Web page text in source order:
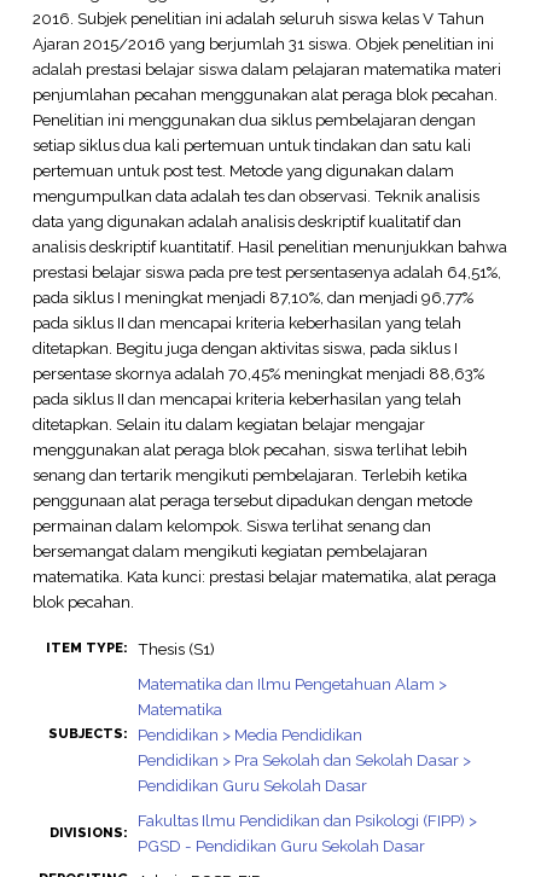
2016. Subjek penelitian ini adalah seluruh siswa kelas V Tahun
Ajaran 2015/2016 yang berjumlah 31 siswa. Objek penelitian ini
adalah prestasi belajar siswa dalam pelajaran matematika materi
penjumlahan pecahan menggunakan alat peraga blok pecahan.
Penelitian ini menggunakan dua siklus pembelajaran dengan
setiap siklus dua kali pertemuan untuk tindakan dan satu kali
pertemuan untuk post test. Metode yang digunakan dalam
mengumpulkan data adalah tes dan observasi. Teknik analisis
data yang digunakan adalah analisis deskriptif kualitatif dan
analisis deskriptif kuantitatif. Hasil penelitian menunjukkan bahwa
prestasi belajar siswa pada pre test persentasenya adalah 64,51%,
pada siklus I meningkat menjadi 87,10%, dan menjadi 96,77%
pada siklus II dan mencapai kriteria keberhasilan yang telah
ditetapkan. Begitu juga dengan aktivitas siswa, pada siklus I
persentase skornya adalah 70,45% meningkat menjadi 88,63%
pada siklus II dan mencapai kriteria keberhasilan yang telah
ditetapkan. Selain itu dalam kegiatan belajar mengajar
menggunakan alat peraga blok pecahan, siswa terlihat lebih
senang dan tertarik mengikuti pembelajaran. Terlebih ketika
penggunaan alat peraga tersebut dipadukan dengan metode
permainan dalam kelompok. Siswa terlihat senang dan
bersemangat dalam mengikuti kegiatan pembelajaran
matematika. Kata kunci: prestasi belajar matematika, alat peraga
blok pecahan.
ITEM TYPE: Thesis (S1)
SUBJECTS:
Matematika dan Ilmu Pengetahuan Alam >
Matematika
Pendidikan > Media Pendidikan
Pendidikan > Pra Sekolah dan Sekolah Dasar >
Pendidikan Guru Sekolah Dasar
DIVISIONS:
Fakultas Ilmu Pendidikan dan Psikologi (FIPP) >
PGSD - Pendidikan Guru Sekolah Dasar